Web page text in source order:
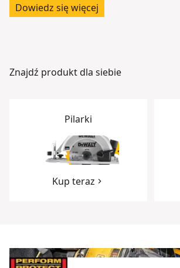
Dowiedz się więcej
Znajdź produkt dla siebie
Pilarki
Kup teraz